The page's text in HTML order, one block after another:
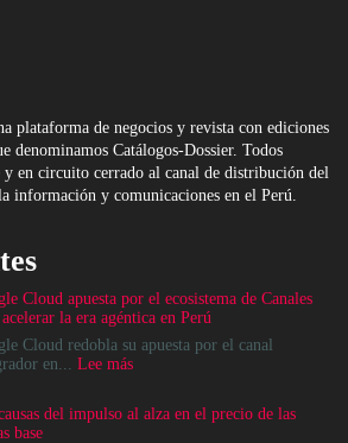
plataforma de negocios y revista con ediciones
denominamos Catálogos-Dossier. Todos
en circuito cerrado al canal de distribución del
información y comunicaciones en el Perú.
Cloud apuesta por el ecosistema de Canales
la era agéntica en Perú
Cloud redobla su apuesta por el canal
en... Lee más:
apuesta
del impulso al alza en el precio de las
base